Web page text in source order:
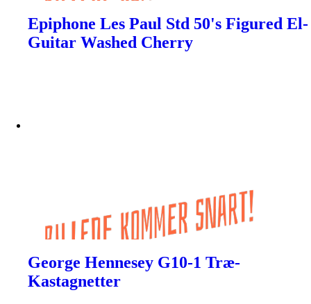
Epiphone Les Paul Std 50's Figured El-
Guitar Washed Cherry
George Hennesey G10-1 Træ-
Kastagnetter